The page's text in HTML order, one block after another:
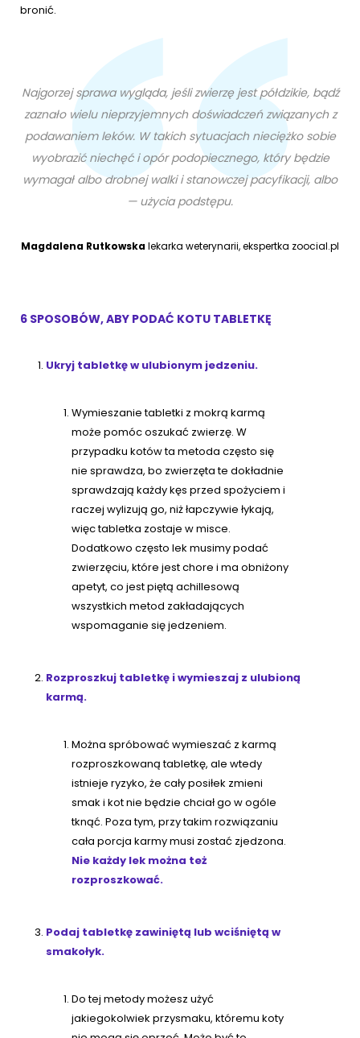
bronić.
Najgorzej sprawa wygląda, jeśli zwierzę jest półdzikie, bądź
zaznało wielu nieprzyjemnych doświadczeń związanych z
podawaniem leków. W takich sytuacjach nieciężko sobie
wyobrazić niechęć i opór podopiecznego, który będzie
wymagał albo drobnej walki i stanowczej pacyfikacji, albo
— użycia podstępu.
Magdalena Rutkowskalekarka weterynarii, ekspertka zoocial.pl
6 SPOSOBÓW, ABY PODAĆ KOTU TABLETKĘ
Ukryj tabletkę w ulubionym jedzeniu.
Wymieszanie tabletki z mokrą karmą
może pomóc oszukać zwierzę. W
przypadku kotów ta metoda często się
nie sprawdza, bo zwierzęta te dokładnie
sprawdzają każdy kęs przed spożyciem i
raczej wylizują go, niż łapczywie łykają,
więc tabletka zostaje w misce.
Dodatkowo często lek musimy podać
zwierzęciu, które jest chore i ma obniżony
apetyt, co jest piętą achillesową
wszystkich metod zakładających
wspomaganie się jedzeniem.
Rozproszkuj tabletkę i wymieszaj z ulubioną
karmą.
Można spróbować wymieszać z karmą
rozproszkowaną tabletkę, ale wtedy
istnieje ryzyko, że cały posiłek zmieni
smak i kot nie będzie chciał go w ogóle
tknąć. Poza tym, przy takim rozwiązaniu
cała porcja karmy musi zostać zjedzona.
Nie każdy lek można też
rozproszkować.
Podaj tabletkę zawiniętą lub wciśniętą w
smakołyk.
Do tej metody możesz użyć
jakiegokolwiek przysmaku, któremu koty